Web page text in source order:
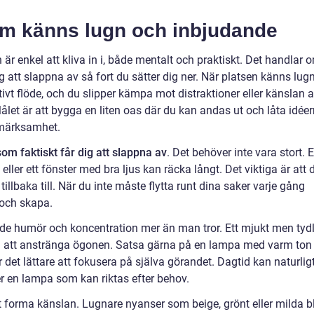
känns lugn och inbjudande
enkel att kliva in i, både mentalt och praktiskt. Det handlar
att slappna av så fort du sätter dig ner. När platsen känns
flöde, och du slipper kämpa mot distraktioner eller känslan
är att bygga en liten oas där du kan andas ut och låta
faktiskt får dig att slappna av. Det behöver inte vara stort.
ett fönster med bra ljus kan räcka långt. Det viktiga är att
till. När du inte måste flytta runt dina saker varje gång
skapa.
humör och koncentration mer än man tror. Ett mjukt men
anstränga ögonen. Satsa gärna på en lampa med varm ton
lättare att fokusera på själva görandet. Dagtid kan
en lampa som kan riktas efter behov.
känslan. Lugnare nyanser som beige, grönt eller milda